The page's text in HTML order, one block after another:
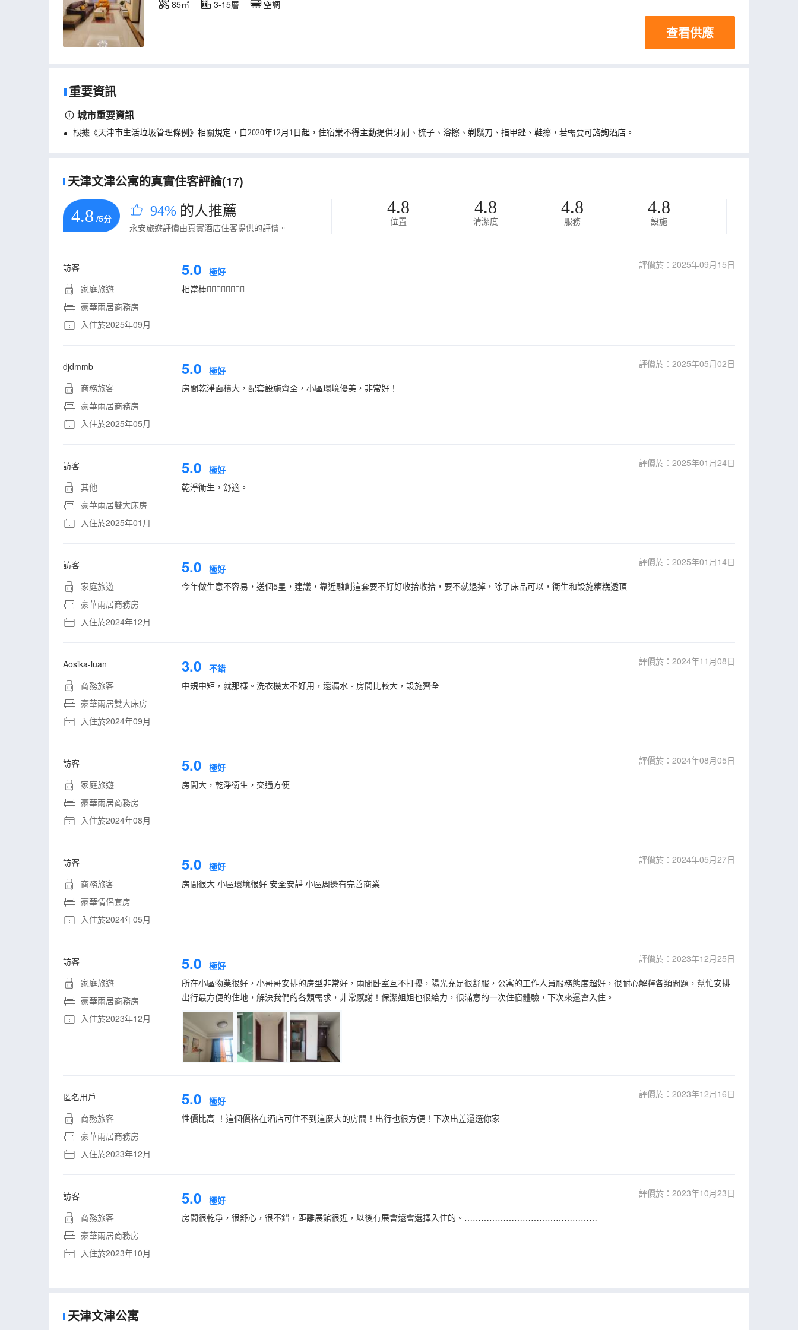
85㎡ 3-15層 空調
查看供應
重要資訊
城市重要資訊
根據《天津市生活垃圾管理條例》相關規定，自2020年12月1日起，住宿業不得主動提供牙刷、梳子、浴擦、剃鬚刀、指甲銼、鞋擦，若需要可諮詢酒店。
天津文津公寓的真實住客評論(17)
4.8 /5分 94% 的人推薦
永安旅遊評價由真實酒店住客提供的評價。
4.8
位置
4.8
清潔度
4.8
服務
4.8
設施
訪客
家庭旅遊
豪華兩居商務房
入住於2025年09月
5.0 極好
評價於：2025年09月15日
相當棒👍🏻👍🏻👍🏻👍🏻
djdmmb
商務旅客
豪華兩居商務房
入住於2025年05月
5.0 極好
評價於：2025年05月02日
房間乾淨面積大，配套設施齊全，小區環境優美，非常好！
訪客
其他
豪華兩居雙大床房
入住於2025年01月
5.0 極好
評價於：2025年01月24日
乾淨衞生，舒適。
訪客
家庭旅遊
豪華兩居商務房
入住於2024年12月
5.0 極好
評價於：2025年01月14日
今年做生意不容易，送個5星，建議，靠近融創這套要不好好收拾收拾，要不就退掉，除了床品可以，衞生和設施糟糕透頂
Aosika-luan
商務旅客
豪華兩居雙大床房
入住於2024年09月
3.0 不錯
評價於：2024年11月08日
中規中矩，就那樣。洗衣機太不好用，還漏水。房間比較大，設施齊全
訪客
家庭旅遊
豪華兩居商務房
入住於2024年08月
5.0 極好
評價於：2024年08月05日
房間大，乾淨衞生，交通方便
訪客
商務旅客
豪華情侶套房
入住於2024年05月
5.0 極好
評價於：2024年05月27日
房間很大 小區環境很好 安全安靜 小區周邊有完善商業
訪客
家庭旅遊
豪華兩居商務房
入住於2023年12月
5.0 極好
評價於：2023年12月25日
所在小區物業很好，小哥哥安排的房型非常好，兩間卧室互不打擾，陽光充足很舒服，公寓的工作人員服務態度超好，很耐心解釋各類問題，幫忙安排
出行最方便的住地，解決我們的各類需求，非常感謝！保潔姐姐也很給力，很滿意的一次住宿體驗，下次來還會入住。
匿名用戶
商務旅客
豪華兩居商務房
入住於2023年12月
5.0 極好
評價於：2023年12月16日
性價比高 ！這個價格在酒店可住不到這麼大的房間！出行也很方便！下次出差還選你家
訪客
商務旅客
豪華兩居商務房
入住於2023年10月
5.0 極好
評價於：2023年10月23日
房間很乾凈，很舒心，很不錯，距離展館很近，以後有展會還會選擇入住的。…………………………………………
天津文津公寓